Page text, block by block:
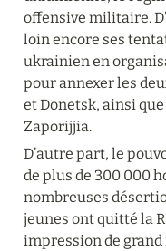
offensive militaire.
loin encore ses
ukrainien en
pour annexer les
et Donetsk, ainsi
Zaporijjia.
D’autre part, le
de plus de 300 000
nombreuses
jeunes ont quitté la
impression de grand